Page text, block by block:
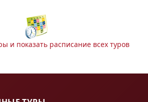
и показать расписание всех туров